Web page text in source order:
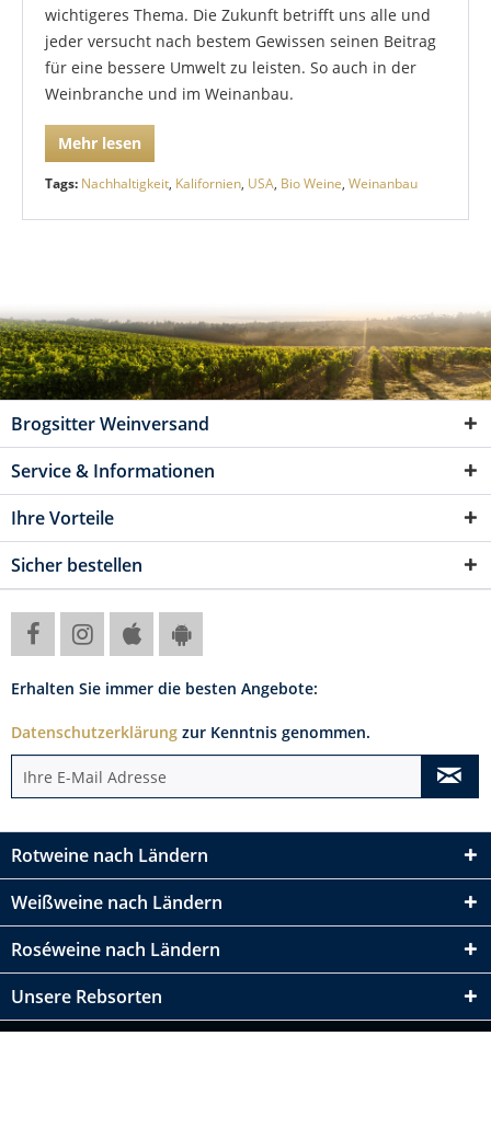
wichtigeres Thema. Die Zukunft betrifft uns alle und
jeder versucht nach bestem Gewissen seinen Beitrag
für eine bessere Umwelt zu leisten. So auch in der
Weinbranche und im Weinanbau.
Mehr lesen
Tags: Nachhaltigkeit, Kalifornien, USA, Bio Weine, Weinanbau
Brogsitter Weinversand
Service & Informationen
Ihre Vorteile
Sicher bestellen
Erhalten Sie immer die besten Angebote:
Datenschutzerklärung zur Kenntnis genommen.
Rotweine nach Ländern
Weißweine nach Ländern
Roséweine nach Ländern
Unsere Rebsorten